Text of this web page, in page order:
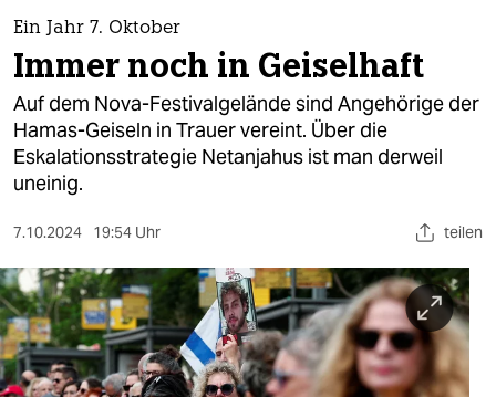
themen
politik
öko
gesellschaft
kultur
sport
berlin
nord
Ein Jahr 7. Oktober
Immer noch in Geiselhaft
Auf dem Nova-Festivalgelände sind Angehörige der
Hamas-Geiseln in Trauer vereint. Über die
Eskalationsstrategie Netanjahus ist man derweil
uneinig.
7.10.2024 19:54 Uhr teilen